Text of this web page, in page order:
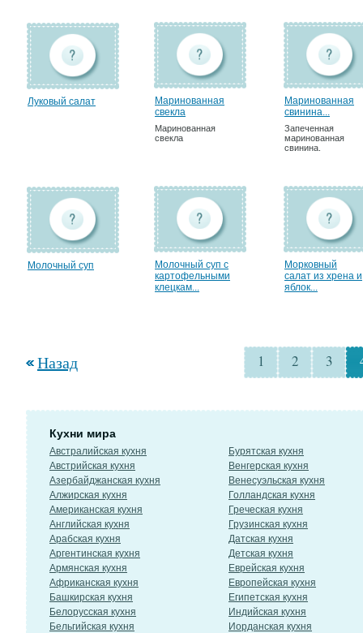
Луковый салат
Маринованная
свекла
Маринованная
свекла
Маринованная
свинина...
Запеченная
маринованная
свинина.
Молочный суп
Молочный суп с
картофельными
клецкам...
Морковный
салат из хрена и
яблок...
Назад 1 2 3
Кухни мира
Австралийская кухня
Австрийская кухня
Азербайджанская кухня
Алжирская кухня
Американская кухня
Английская кухня
Арабская кухня
Аргентинская кухня
Армянская кухня
Африканская кухня
Башкирская кухня
Белорусская кухня
Бельгийская кухня
Бурятская кухня
Венгерская кухня
Венесуэльская кухня
Голландская кухня
Греческая кухня
Грузинская кухня
Датская кухня
Детская кухня
Еврейская кухня
Европейская кухня
Египетская кухня
Индийская кухня
Иорданская кухня